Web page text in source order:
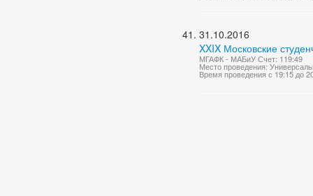
31.10.2016
XXIX Московские
МГАФК - МАБиУ Счет: 119:49
Место проведения:
Время проведения с 19:15 до